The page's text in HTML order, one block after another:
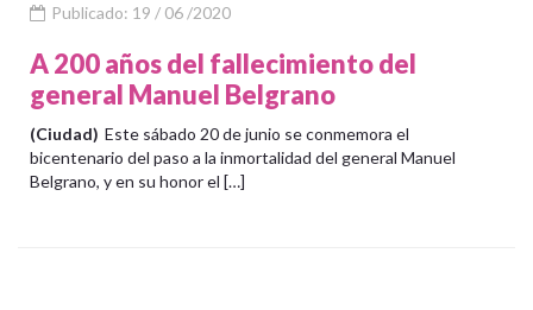
Publicado: 19 / 06 /2020
A 200 años del fallecimiento del
general Manuel Belgrano
(Ciudad) Este sábado 20 de junio se conmemora el
bicentenario del paso a la inmortalidad del general Manuel
Belgrano, y en su honor el […]